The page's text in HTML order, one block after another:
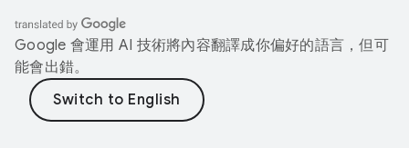
Google 會運用 AI 技術將內容翻譯成你偏好的語言，但可
能會出錯。